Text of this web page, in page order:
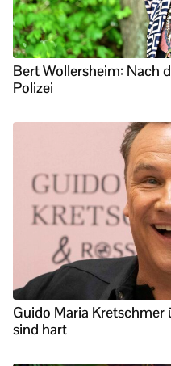
Bert Wollersheim: Nach
Polizei
Guido Maria Kretschmer
sind hart